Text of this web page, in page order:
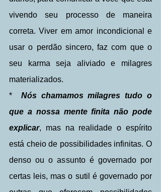
vivendo seu processo de maneira
correta. Viver em amor incondicional e
usar o perdão sincero, faz com que o
seu karma seja aliviado e milagres
materializados.
* Nós chamamos milagres tudo o
que a nossa mente finita não pode
explicar, mas na realidade o espírito
está cheio de possibilidades infinitas. O
denso ou o assunto é governado por
certas leis, mas o sutil é governado por